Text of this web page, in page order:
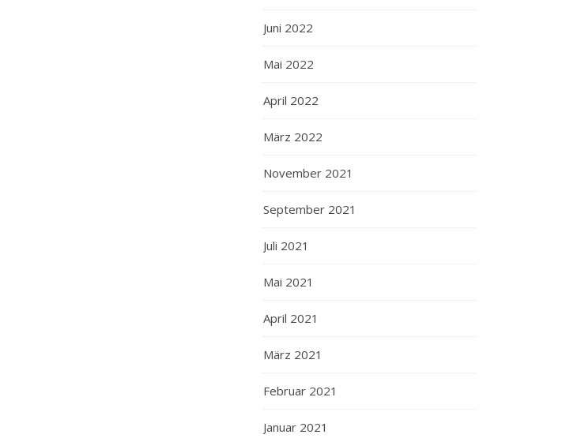
Juni 2022
Mai 2022
April 2022
März 2022
November 2021
September 2021
Juli 2021
Mai 2021
April 2021
März 2021
Februar 2021
Januar 2021